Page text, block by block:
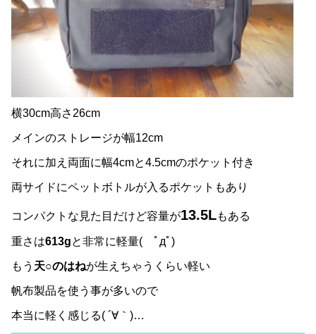
横30cm高さ26cm
メインのストレージが幅12cm
それに加え両面に幅4cmと4.5cmのポケット付き
両サイドにペットボトルが入るポケットもあり
コンパクトな見た目だけど容量が13.5Lもある
重さは613gと非常に軽量( ﾟдﾟ)
もう 天○のはねが生えちゃうくらい軽い
帆布製品を使う事が多いので
本当に軽く感じる( ´∀｀)…